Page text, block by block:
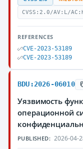
CVSS:2.0/AV:L/
REFERENCES
CVE-2023-53189
CVE-2023-53189
BDU:2026-06010
Уязвимость
операционной
PUBLISHED: 2026-04-